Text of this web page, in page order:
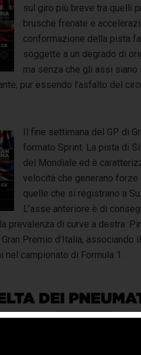
sul giro più breve tra quelli
brusche frenate e
conformazione della pista
soggette a un degrado di
ma senza che gli assi
pur essendo l’asfalto del
Il fine settimana del GP di
formato Sprint. La pista di
del Mondiale ed è
velocità che generano
quelle che si registrano a
L’asse anteriore è di
prevalenza di curve a destra.
Premio d’Italia, associando
campionato di Formula 1.